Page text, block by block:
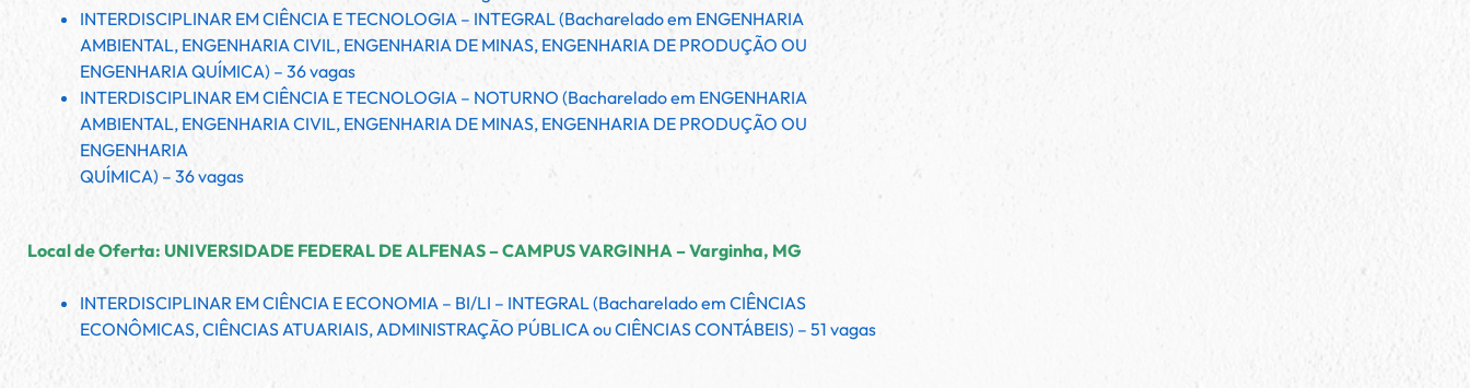
INTERDISCIPLINAR EM CIÊNCIA E TECNOLOGIA – INTEGRAL (Bacharelado em ENGENHARIA
AMBIENTAL, ENGENHARIA CIVIL, ENGENHARIA DE MINAS, ENGENHARIA DE PRODUÇÃO OU
ENGENHARIA QUÍMICA) – 36 vagas
INTERDISCIPLINAR EM CIÊNCIA E TECNOLOGIA – NOTURNO (Bacharelado em ENGENHARIA
AMBIENTAL, ENGENHARIA CIVIL, ENGENHARIA DE MINAS, ENGENHARIA DE PRODUÇÃO OU
ENGENHARIA
QUÍMICA) – 36 vagas
Local de Oferta: UNIVERSIDADE FEDERAL DE ALFENAS – CAMPUS VARGINHA – Varginha, MG
INTERDISCIPLINAR EM CIÊNCIA E ECONOMIA – BI/LI – INTEGRAL (Bacharelado em CIÊNCIAS
ECONÔMICAS, CIÊNCIAS ATUARIAIS, ADMINISTRAÇÃO PÚBLICA ou CIÊNCIAS CONTÁBEIS) – 51 vagas